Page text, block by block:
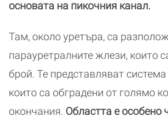
основата на пикочния канал.
Там, около уретъра, са
парауретралните жлези, които
брой. Те представляват
които са обградени от голямо
окончания. Областта е особено